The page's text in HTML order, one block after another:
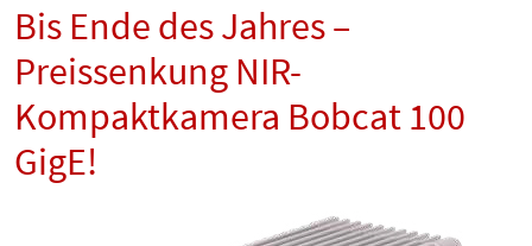
Bis Ende des Jahres –
Preissenkung NIR-
Kompaktkamera Bobcat 100
GigE!